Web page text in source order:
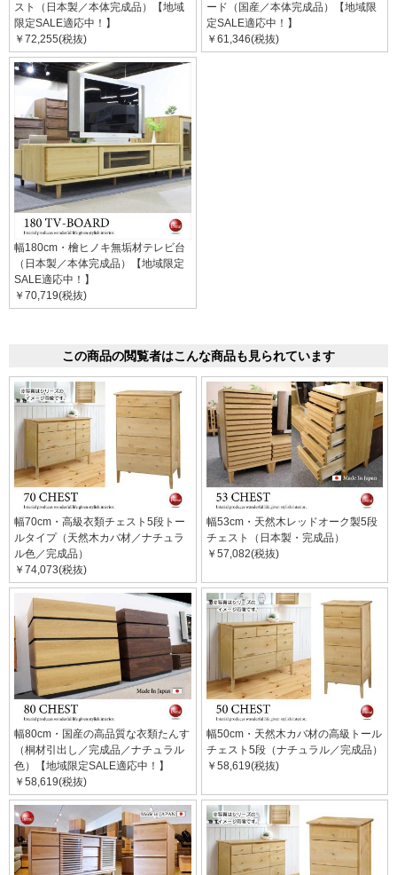
スト（日本製／本体完成品）【地域
限定SALE適応中！】
￥72,255(税抜)
ード（国産／本体完成品）【地域限
定SALE適応中！】
￥61,346(税抜)
幅180cm・檜ヒノキ無垢材テレビ台
（日本製／本体完成品）【地域限定
SALE適応中！】
￥70,719(税抜)
この商品の閲覧者はこんな商品も見られています
幅70cm・高級衣類チェスト5段トー
ルタイプ（天然木カバ材／ナチュラ
ル色／完成品）
￥74,073(税抜)
幅53cm・天然木レッドオーク製5段
チェスト（日本製・完成品）
￥57,082(税抜)
幅80cm・国産の高品質な衣類たんす
（桐材引出し／完成品／ナチュラル
色）【地域限定SALE適応中！】
￥58,619(税抜)
幅50cm・天然木カバ材の高級トール
チェスト5段（ナチュラル／完成品）
￥58,619(税抜)